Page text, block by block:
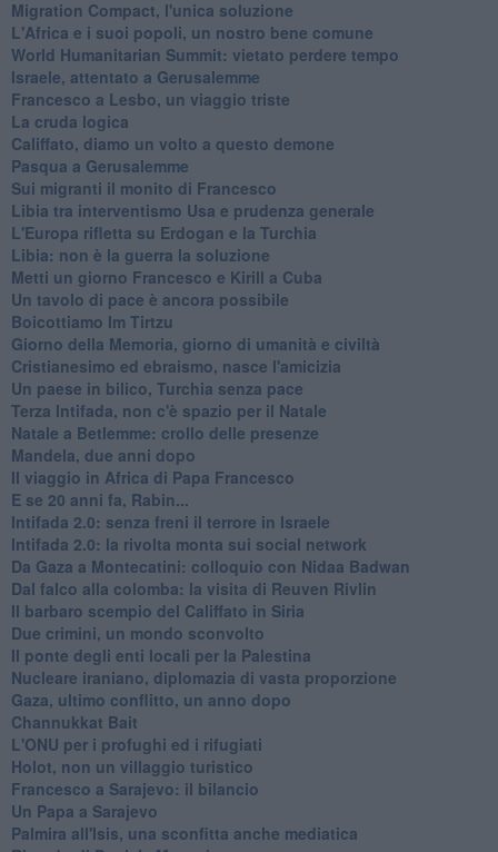
Migration Compact, l'unica soluzione
L'Africa e i suoi popoli, un nostro bene comune
World Humanitarian Summit: vietato perdere tempo
Israele, attentato a Gerusalemme
Francesco a Lesbo, un viaggio triste
La cruda logica
Califfato, diamo un volto a questo demone
Pasqua a Gerusalemme
Sui migranti il monito di Francesco
Libia tra interventismo Usa e prudenza generale
L'Europa rifletta su Erdogan e la Turchia
Libia: non è la guerra la soluzione
Metti un giorno Francesco e Kirill a Cuba
Un tavolo di pace è ancora possibile
Boicottiamo Im Tirtzu
Giorno della Memoria, giorno di umanità e civiltà
Cristianesimo ed ebraismo, nasce l'amicizia
Un paese in bilico, Turchia senza pace
Terza Intifada, non c'è spazio per il Natale
Natale a Betlemme: crollo delle presenze
Mandela, due anni dopo
Il viaggio in Africa di Papa Francesco
E se 20 anni fa, Rabin...
Intifada 2.0: senza freni il terrore in Israele
Intifada 2.0: la rivolta monta sui social network
Da Gaza a Montecatini: colloquio con Nidaa Badwan
Dal falco alla colomba: la visita di Reuven Rivlin
Il barbaro scempio del Califfato in Siria
Due crimini, un mondo sconvolto
Il ponte degli enti locali per la Palestina
Nucleare iraniano, diplomazia di vasta proporzione
Gaza, ultimo conflitto, un anno dopo
Channukkat Bait
L'ONU per i profughi ed i rifugiati
Holot, non un villaggio turistico
Francesco a Sarajevo: il bilancio
Un Papa a Sarajevo
Palmira all'Isis, una sconfitta anche mediatica